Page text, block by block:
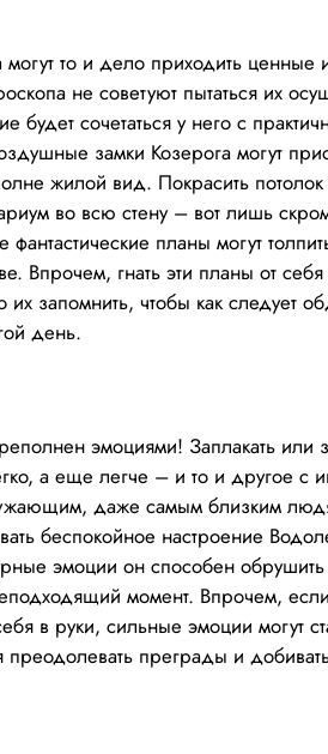
могут то и дело приходить ценные
не советуют пытаться их
будет сочетаться у него с
замки Козерога могут
жилой вид. Покрасить
во всю стену – вот лишь
фантастические планы могут
Впрочем, гнать эти планы от
их запомнить, чтобы как следует
день.
эмоциями! Заплакать или
а еще легче – и то и другое с
даже самым близким
беспокойное настроение
эмоции он способен
момент. Впрочем,
в руки, сильные эмоции могут
преграды и